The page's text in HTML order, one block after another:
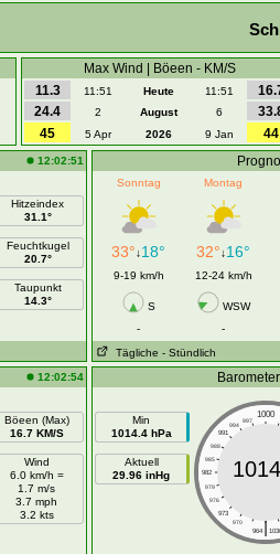
Max Wind | Böeen - KM/S
11.3
11:51 Heute 11:51
24.4
2 August 6
45
5 Apr 2026 9 Jan 44
12:02:51
Hitzeindex
31.1°
Feuchtkugel
20.7°
Taupunkt
14.3°
Sonntag
Montag
33°↓18° 32°↓16°
9-19 km/h 12-24 km/h
S WSW
-
-
Tägliche - Stündlich
12:02:54
Böeen (Max)
16.7 KM/S
Wind
6.0 km/h =
1.7 m/s
3.7 mph
3.2 kts
Min
1014.4 hPa
Aktuell
29.96 inHg
1000
997
994
991
988
985
982
979
976
973
970
|
964